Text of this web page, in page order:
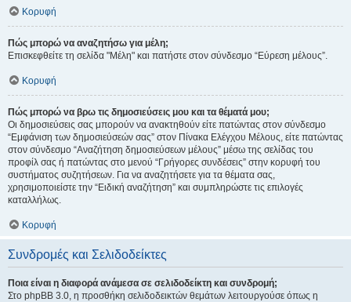
Κορυφή
Πώς μπορώ να αναζητήσω για μέλη;
Επισκεφθείτε τη σελίδα "Μέλη" και πατήστε στον σύνδεσμο “Εύρεση μέλους”.
Κορυφή
Πώς μπορώ να βρω τις δημοσιεύσεις μου και τα θέματά μου;
Οι δημοσιεύσεις σας μπορούν να ανακτηθούν είτε πατώντας στον σύνδεσμο
“Εμφάνιση των δημοσιεύσεών σας” στον Πίνακα Ελέγχου Μέλους, είτε πατώντας
στον σύνδεσμο “Αναζήτηση δημοσιεύσεων μέλους” μέσω της σελίδας του
προφίλ σας ή πατώντας στο μενού “Γρήγορες συνδέσεις” στην κορυφή του
συστήματος συζητήσεων. Για να αναζητήσετε για τα θέματα σας,
χρησιμοποιείστε την “Ειδική αναζήτηση” και συμπληρώστε τις επιλογές
καταλλήλως.
Κορυφή
Συνδρομές και Σελιδοδείκτες
Ποια είναι η διαφορά ανάμεσα σε σελιδοδείκτη και συνδρομή;
Στο phpBB 3.0, η προσθήκη σελιδοδεικτών θεμάτων λειτουργούσε όπως η